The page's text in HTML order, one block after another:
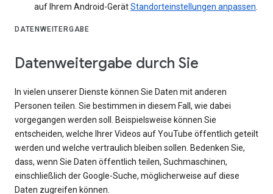
auf Ihrem Android-GerätStandorteinstellungen anpassen
DATENWEITERGABE
Datenweitergabe durch Sie
In vielen unserer Dienste können Sie Daten mit anderen
Personen teilen. Sie bestimmen in diesem Fall, wie dabei
vorgegangen werden soll. Beispielsweise können Sie
entscheiden, welche Ihrer Videos auf YouTube öffentlich geteilt
werden und welche vertraulich bleiben sollen. Bedenken Sie,
dass, wenn Sie Daten öffentlich teilen, Suchmaschinen,
einschließlich der Google-Suche, möglicherweise auf diese
Daten zugreifen können.